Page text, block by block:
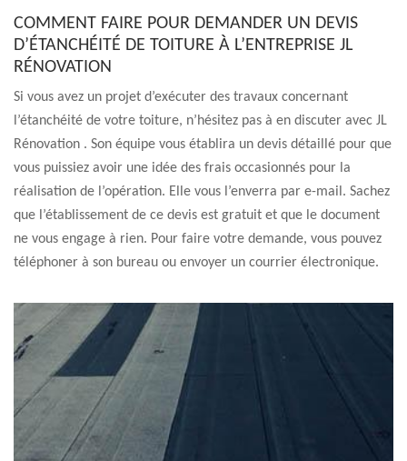
COMMENT FAIRE POUR DEMANDER UN DEVIS
D’ÉTANCHÉITÉ DE TOITURE À L’ENTREPRISE JL
RÉNOVATION
Si vous avez un projet d’exécuter des travaux concernant
l’étanchéité de votre toiture, n’hésitez pas à en discuter avec JL
Rénovation . Son équipe vous établira un devis détaillé pour que
vous puissiez avoir une idée des frais occasionnés pour la
réalisation de l’opération. Elle vous l’enverra par e-mail. Sachez
que l’établissement de ce devis est gratuit et que le document
ne vous engage à rien. Pour faire votre demande, vous pouvez
téléphoner à son bureau ou envoyer un courrier électronique.